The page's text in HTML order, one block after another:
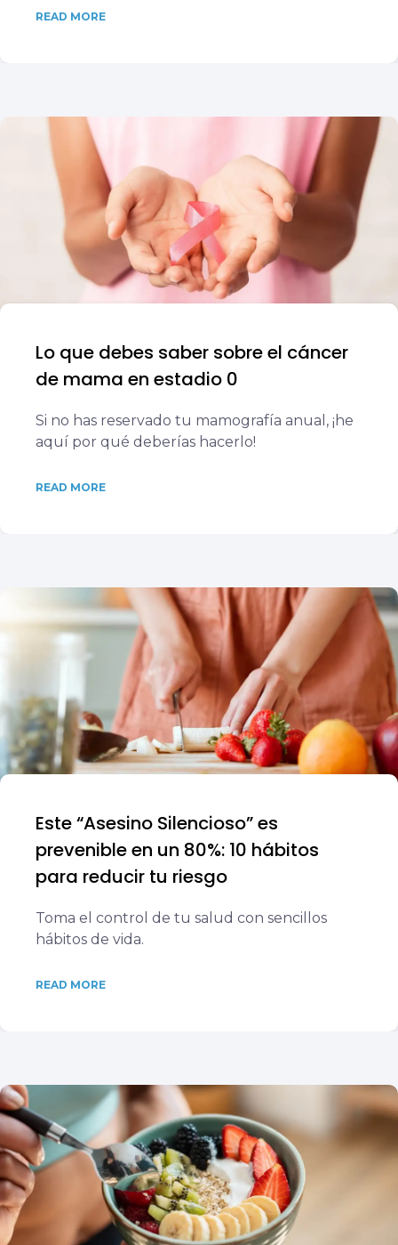
READ MORE
Lo que debes saber sobre el cáncer
de mama en estadio 0
Si no has reservado tu mamografía anual, ¡he
aquí por qué deberías hacerlo!
READ MORE
Este “Asesino Silencioso” es
prevenible en un 80%: 10 hábitos
para reducir tu riesgo
Toma el control de tu salud con sencillos
hábitos de vida.
READ MORE